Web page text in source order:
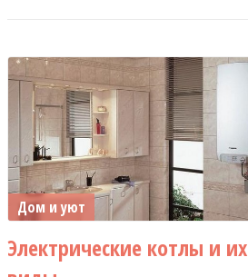
Дом и уют
Электрические котлы и их